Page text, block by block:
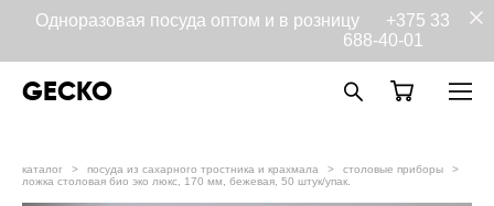
Одноразовая посуда оптом и в розницу +375 33
688-40-01
GECKO
каталог > посуда из сахарного тростника и крахмала > столовые приборы
>
ложка столовая био эко люкс, 170 мм, бежевая, 50 штук/упак.